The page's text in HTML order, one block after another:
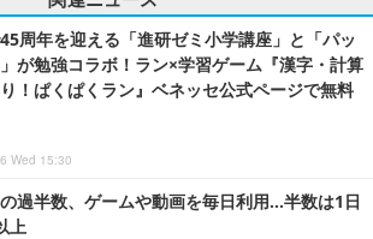
周年を迎える「進研ゼミ小学講座」と「パッ
が勉強コラボ！ラン×学習ゲーム『漢字・計算
！ぱくぱくラン』ベネッセ公式ページで無料
Wed 15:30
過半数、ゲームや動画を毎日利用…半数は1日
上